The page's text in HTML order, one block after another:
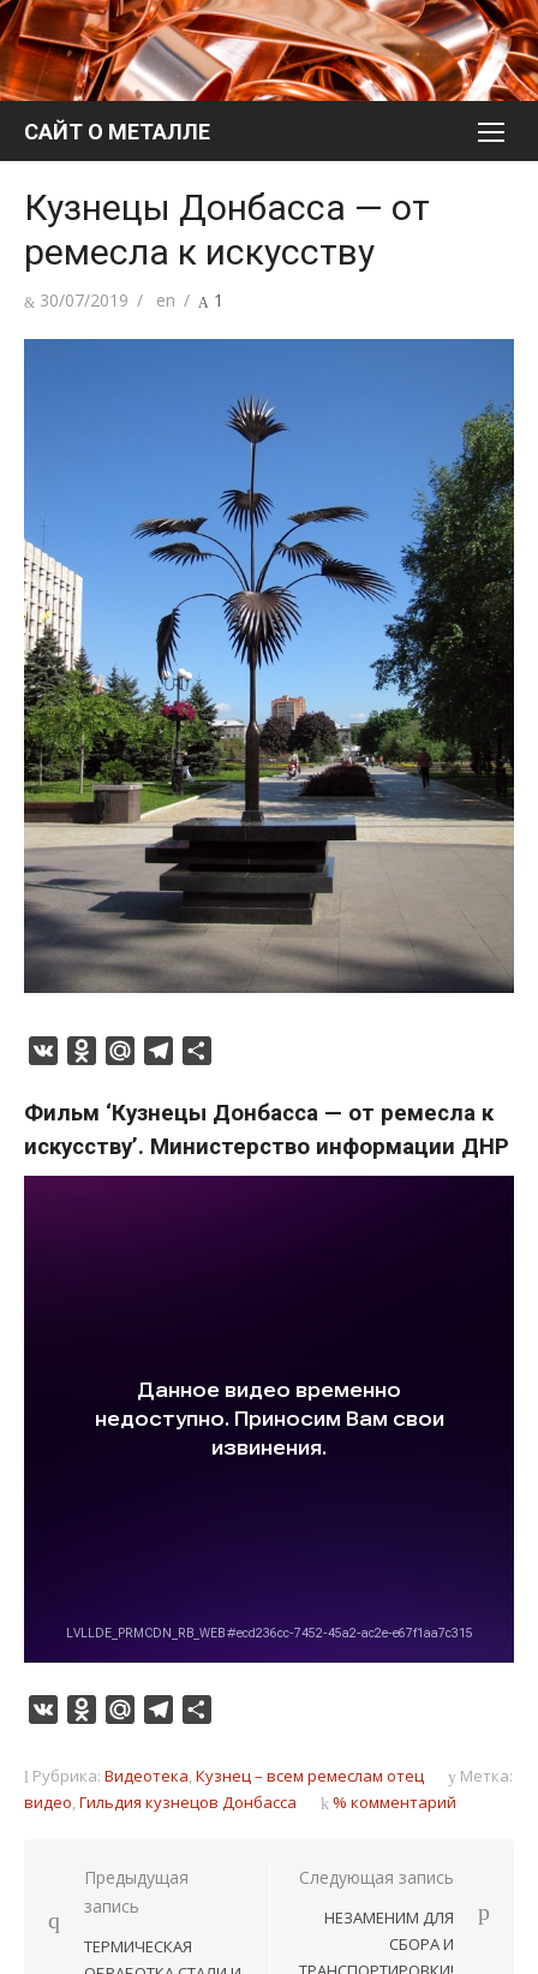
Перейти
к
содержимому
САЙТ О МЕТАЛЛЕ
Кузнецы Донбасса — от
ремесла к искусству
Опубликовано
30/07/2019 Автор
en 1
VK Odnoklassniki
Mail.RuTelegram
Фильм ‘Кузнецы Донбасса — от ремесла к
искусству’. Министерство информации ДНР
VK Odnoklassniki
Mail.RuTelegram
Рубрика: Видеотека,Кузнец – всем ремеслам отец
Метка:
видео,Гильдия кузнецов Донбасса % комментарий
Навигация
по
записям
Предыдущая
запись
ТЕРМИЧЕСКАЯ
Следующая запись
НЕЗАМЕНИМ ДЛЯ
СБОРА И